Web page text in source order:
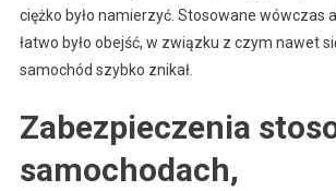
ciężko było namierzyć. Stosowane wówczas
łatwo było obejść, w związku z czym nawet
samochód szybko znikał.
Zabezpieczenia
samochodach,